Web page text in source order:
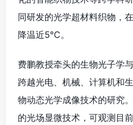
同研发的光学超材料织物，
降温近5℃。
费鹏教授牵头的生物光子学
跨越光电、机械、计算机和
物动态光学成像技术的研究
的光场显微技术，可观测目